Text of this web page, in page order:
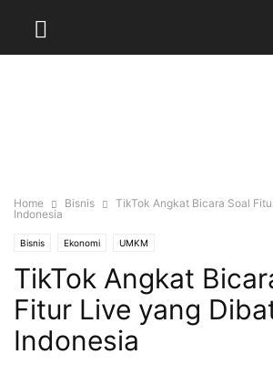
Home Bisnis
TikTok Angkat Bicara Soal
Indonesia
Bisnis Ekonomi UMKM
TikTok Angkat
Fitur Live yang
Indonesia